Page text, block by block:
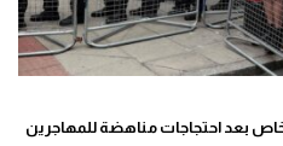
بعد احتجاجات مناهضة للمهاجرين